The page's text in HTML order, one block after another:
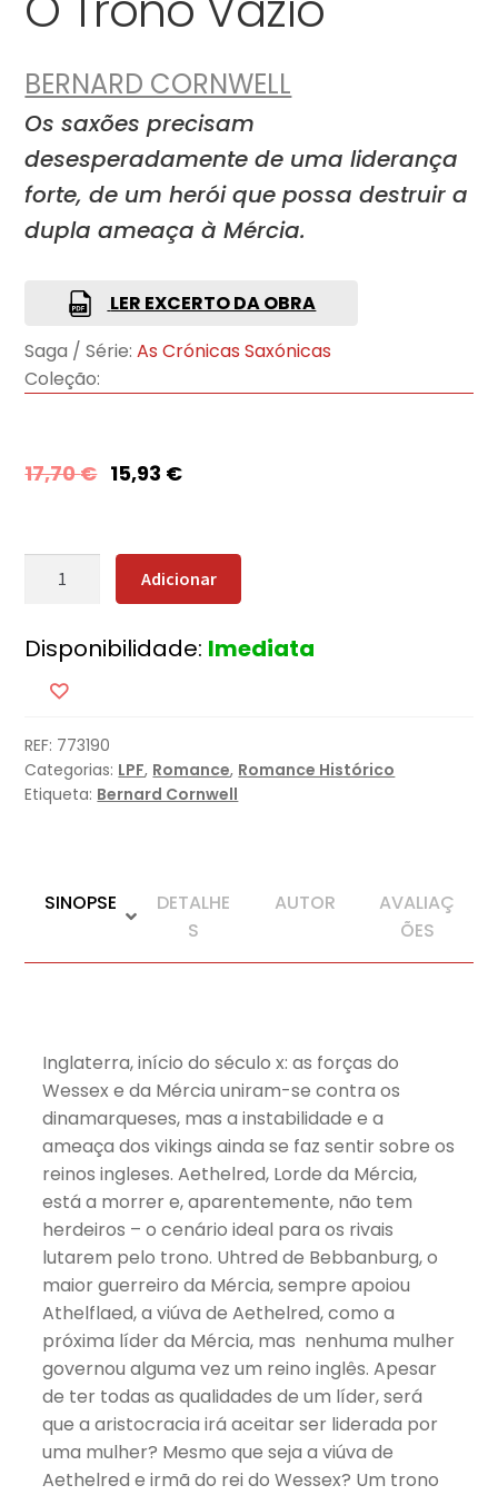
BERNARD CORNWELL
Os saxões precisam
desesperadamente de uma liderança
forte, de um herói que possa destruir a
dupla ameaça à Mércia.
LER EXCERTO DA OBRA
Saga / Série: As Crónicas Saxónicas
Coleção:
17,70€ 15,93 €
Quantidade
Trono
Vazio
Adicionar
Disponibilidade: Imediata
REF: 773190
Categorias: LPF, Romance, Romance Histórico
Etiqueta: Bernard Cornwell
SINOPSE
DETALHE
S
AUTOR
AVALIAÇ
ÕES
Inglaterra, início do século x: as forças do
Wessex e da Mércia uniram-se contra os
dinamarqueses, mas a instabilidade e a
ameaça dos vikings ainda se faz sentir sobre os
reinos ingleses. Aethelred, Lorde da Mércia,
está a morrer e, aparentemente, não tem
herdeiros – o cenário ideal para os rivais
lutarem pelo trono. Uhtred de Bebbanburg, o
maior guerreiro da Mércia, sempre apoiou
Athelflaed, a viúva de Aethelred, como a
próxima líder da Mércia, mas nenhuma mulher
governou alguma vez um reino inglês. Apesar
de ter todas as qualidades de um líder, será
que a aristocracia irá aceitar ser liderada por
uma mulher? Mesmo que seja a viúva de
Aethelred e irmã do rei do Wessex? Um trono